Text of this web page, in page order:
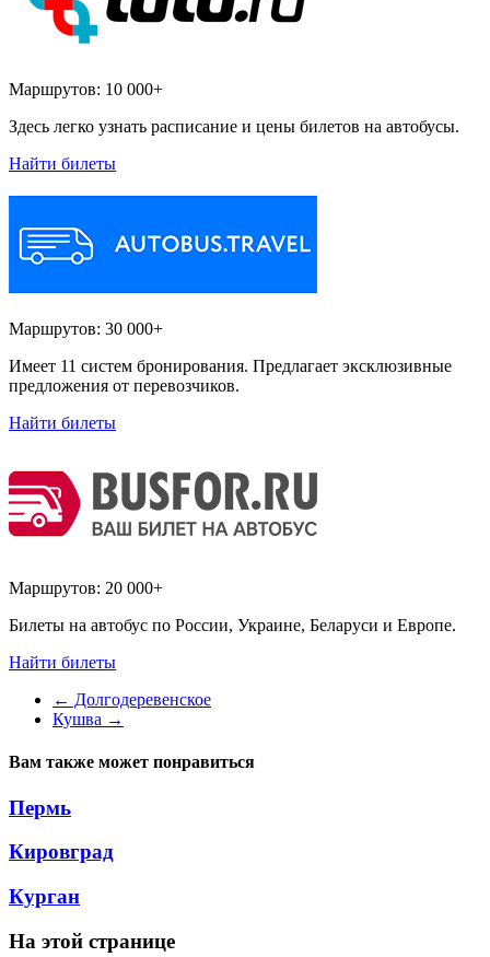
Маршрутов: 10 000+
Здесь легко узнать расписание и цены билетов на автобусы.
Найти билеты
Маршрутов: 30 000+
Имеет 11 систем бронирования. Предлагает эксклюзивные
предложения от перевозчиков.
Найти билеты
Маршрутов: 20 000+
Билеты на автобус по России, Украине, Беларуси и Европе.
Найти билеты
← Долгодеревенское
Кушва →
Вам также может понравиться
Пермь
Кировград
Курган
На этой странице